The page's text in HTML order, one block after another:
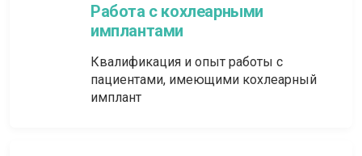
Работа с кохлеарными
имплантами
Квалификация и опыт работы с
пациентами, имеющими кохлеарный
имплант